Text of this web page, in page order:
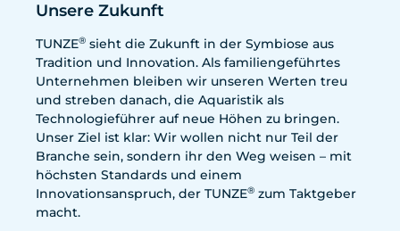
Unsere Zukunft
TUNZE® sieht die Zukunft in der Symbiose aus
Tradition und Innovation. Als familiengeführtes
Unternehmen bleiben wir unseren Werten treu
und streben danach, die Aquaristik als
Technologieführer auf neue Höhen zu bringen.
Unser Ziel ist klar: Wir wollen nicht nur Teil der
Branche sein, sondern ihr den Weg weisen – mit
höchsten Standards und einem
Innovationsanspruch, der TUNZE® zum Taktgeber
macht.